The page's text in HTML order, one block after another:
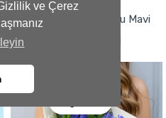
ve Çerez
İmza Tasarımlı Kokulu Mavi
Sümbül Buketi